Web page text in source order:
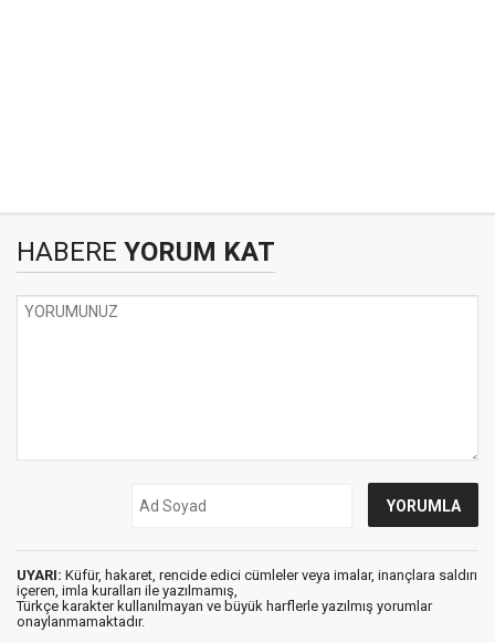
HABERE YORUM KAT
UYARI: Küfür, hakaret, rencide edici cümleler veya imalar, inançlara saldırı
içeren, imla kuralları ile yazılmamış,
Türkçe karakter kullanılmayan ve büyük harflerle yazılmış yorumlar
onaylanmamaktadır.